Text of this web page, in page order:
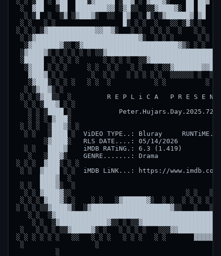
░  ▓██   ░██  ████████▓▓ ░▓█░░  ░░▓████▓░ ██ ██
░ ░█  ░  ░▓ ░▓███▓░  ░░  █▓  ░ ▓░ ░▓██████▓ ▓█
░ ░   ░ ░                 █░ ░ ░  ░   ░░ ░▓░ ░
░ ░ ░ ░▓████████████▓▓██▓░   ░ ░  ░ ░ ░  ░   ░ ░
░ ░▓██████████████████████████▓░  ░ ░ ░      ░ ░
░▓███████▓░░ ░▓████████████████████████▓▒░ ░ ░
░▓████▓░ ░ ░ ░ ░ ░
░█████  ░ ░ ░ ░      ░ ░ ░ ░
░▓███ ░ ░ ░     ░ ░  ░ ░   ░ ░   ░
▓███▓ ░ ░       ░  ░ ░   ░ ░ ░ ░ ░  ░░░░░░ ░  ░
░▓███░ ░ ░ ░   ░ ░  ░           ░ ░          ░ ░
  ░ ░▓██▓░ ░
░ ░ ░▓██░░  ░         R E P L i C A   P R E S E
  ░ ░ ░███▓ ░ ░
░ ░ ░████ ░
░ ░ ░
░ ░ ░  ░███▓░ ░
░ ░   ░████ ░  ViDEO TYPE..: Bluray
       ░▓████░   RLS DATE....: 05/14/2026
░ ░   ████▓    iMDB RATiNG.:
   ░   ░███▓░    GENRE.......: Drama
░ ░ ░  ▓███░ ░ ░
░ ░  ▓████ ░ ░  iMDB LiNK...: https://
      ████▓  ░
░ ░  ████▓░  ░
  ░ ░ ▓████▓░░                             ░ ░   ░
░ ░ ░ ▓███▓░ ░    ░ ░   ░▓██████▓░  ░ ░  ░ ░ ░
░ ░ ░ ░░▓████▓░  ░▓████████████████████▓░░   ░   ░
░ ░
░ ░  ░▓████████████▓░░ ░
░   ░ ░ ░ ░░▓█████▓░ ░   ░ ░ ░ ░
░ ░ ░ ░ ░ ░   ░░   ░ ░ ░   ░ ░ ░   ░ ░
░                  ░                               ░
░